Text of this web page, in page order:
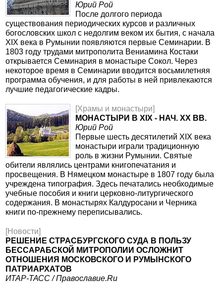
Юрий Рой
После долгого периода
существования периодических курсов и различных
богословских школ с недолгим веком их бытия, с начала
XIX века в Румынии появляются первые Семинарии. В
1803 году трудами митрополита Вениамина Костаки
открывается Семинария в монастыре Сокол. Через
некоторое время в Семинарии вводится восьмилетняя
программа обучения, и для работы в ней привлекаются
лучшие педагогические кадры.
[Храмы и монастыри]
МОНАСТЫРИ В XIX - НАЧ. XX ВВ.
Юрий Рой
Первые шесть десятилетий XIX века
монастыри играли традиционную
роль в жизни Румынии. Святые
обители являлись центрами книгопечатания и
просвещения. В Нямецком монастыре в 1807 году была
учреждена типография. Здесь печатались необходимые
учебные пособия и книги церковно-литургического
содержания. В монастырях Калдуросани и Черника
книги по-прежнему переписывались.
[Новости]
РЕШЕНИЕ СТРАСБУРГСКОГО СУДА В ПОЛЬЗУ
БЕССАРАБСКОЙ МИТРОПОЛИИ ОСЛОЖНИТ
ОТНОШЕНИЯ МОСКОВСКОГО И РУМЫНСКОГО
ПАТРИАРХАТОВ
ИТАР-ТАСС / Православие.Ru